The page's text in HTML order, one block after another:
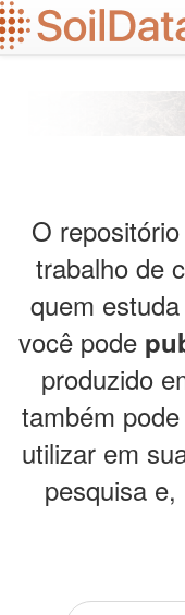
Ir
para
o
O repositório
trabalho de
quem
você pode
produzido
também pode
utilizar em
pesquisa